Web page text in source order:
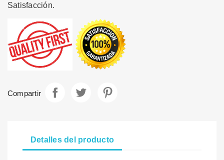
Satisfacción.
Compartir
Detalles del producto